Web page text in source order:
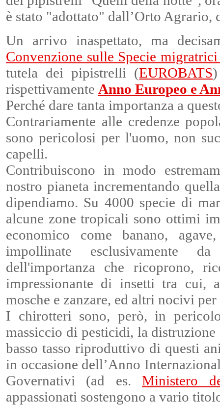
è stato "adottato" dall’Orto
Un arrivo inaspettato, ma
Convenzione sulle Specie
tutela dei pipistrelli (EUROBATS
rispettivamente Anno Europeo e
Perché dare tanta importanza a
Contrariamente alle credenze
sono pericolosi per l'uomo, non
capelli.
Contribuiscono in modo
nostro pianeta incrementando
dipendiamo. Su 4000 specie di
alcune zone tropicali sono ottimi
economico come banano,
impollinate esclusivamente
dell'importanza che ricoprono,
impressionante di insetti tra cui,
mosche e zanzare, ed altri nocivi
I chirotteri sono, però, in
massiccio di pesticidi, la
basso tasso riproduttivo di questi
in occasione dell’Anno
Governativi (ad es.Ministero
appassionati sostengono a vario